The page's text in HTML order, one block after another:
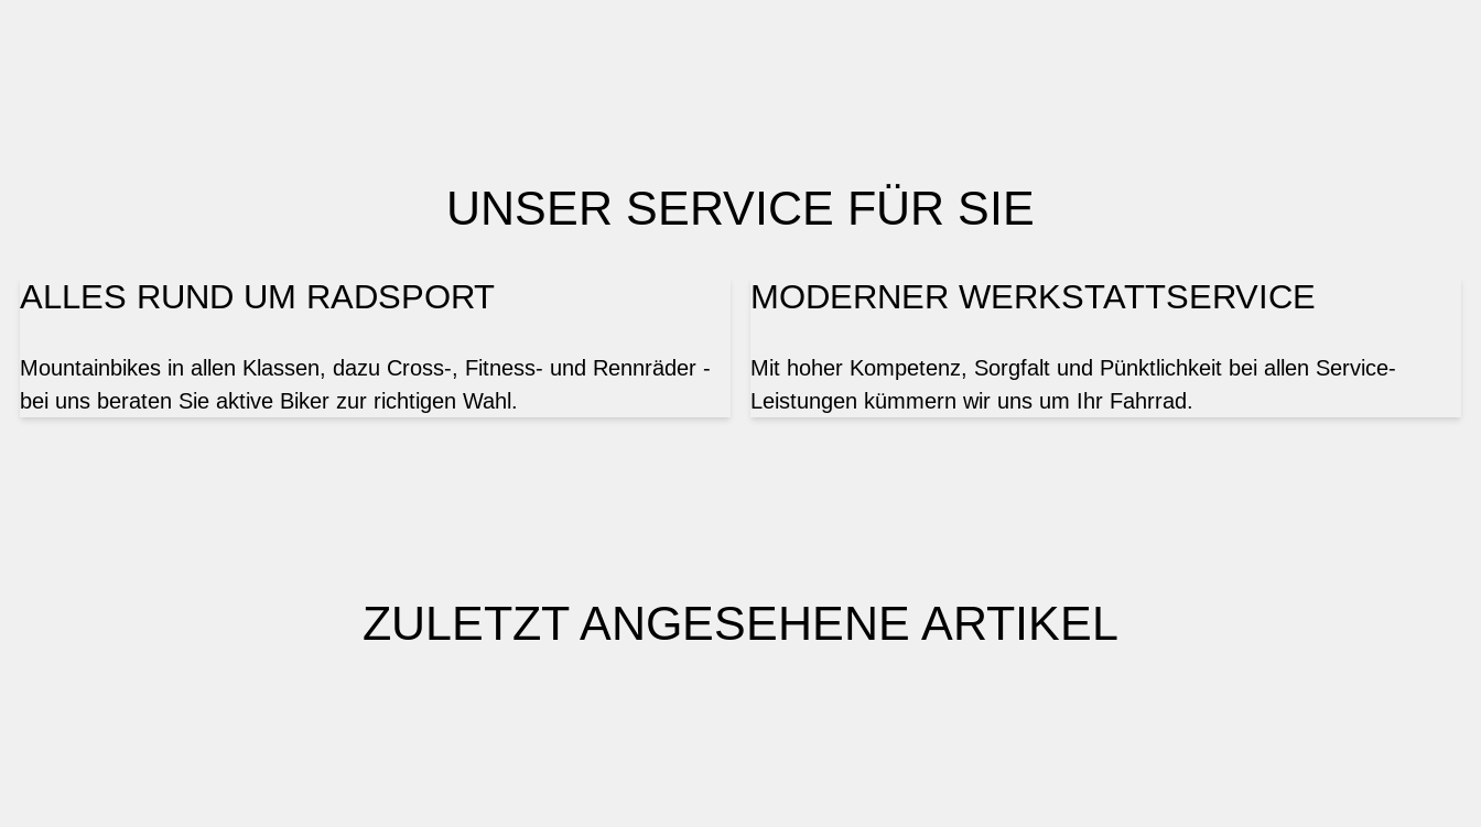
UNSER SERVICE FÜR SIE
ALLES RUND UM RADSPORT
Mountainbikes in allen Klassen, dazu Cross-, Fitness- und Rennräder -
bei uns beraten Sie aktive Biker zur richtigen Wahl.
MODERNER WERKSTATTSERVICE
Mit hoher Kompetenz, Sorgfalt und Pünktlichkeit bei allen Service-
Leistungen kümmern wir uns um Ihr Fahrrad.
ZULETZT ANGESEHENE ARTIKEL